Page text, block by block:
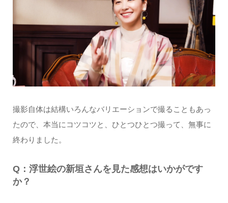
撮影自体は結構いろんなバリエーションで撮ることもあっ
たので、本当にコツコツと、ひとつひとつ撮って、無事に
終わりました。
Q：浮世絵の新垣さんを見た感想はいかがです
か？